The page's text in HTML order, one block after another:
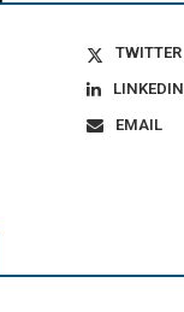
TWITTER
LINKEDIN
EMAIL